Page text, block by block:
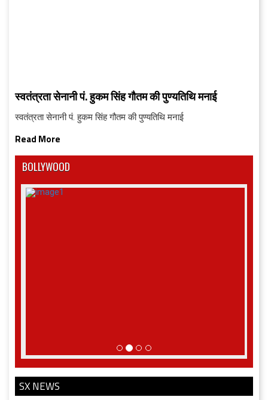
स्वतंत्रता सेनानी पं. हुकम सिंह गौतम की पुण्यतिथि मनाई
स्वतंत्रता सेनानी पं. हुकम सिंह गौतम की पुण्यतिथि मनाई
Read More
BOLLYWOOD
SX NEWS